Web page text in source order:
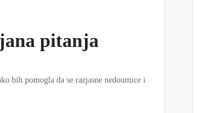
pitanja
bih pomogla da se razjasne nedoumice i